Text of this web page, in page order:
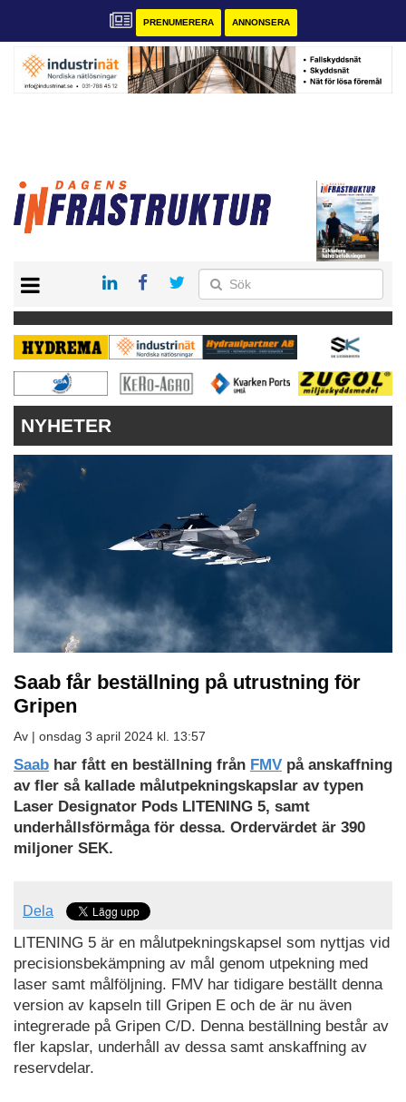
PRENUMERERA ANNONSERA
KONTAKT
VÅRA ANDRA MAGASIN
PRENUMERERA
ANNONSERA
NYHETER
Saab får beställning på utrustning för
Gripen
Av | onsdag 3 april 2024 kl. 13:57
Saab har fått en beställning från FMV på anskaffning
av fler så kallade målutpekningskapslar av typen
Laser Designator Pods LITENING 5, samt
underhållsförmåga för dessa. Ordervärdet är 390
miljoner SEK.
Dela
LITENING 5 är en målutpekningskapsel som nyttjas vid
precisionsbekämpning av mål genom utpekning med
laser samt målföljning. FMV har tidigare beställt denna
version av kapseln till Gripen E och de är nu även
integrerade på Gripen C/D. Denna beställning består av
fler kapslar, underhåll av dessa samt anskaffning av
reservdelar.